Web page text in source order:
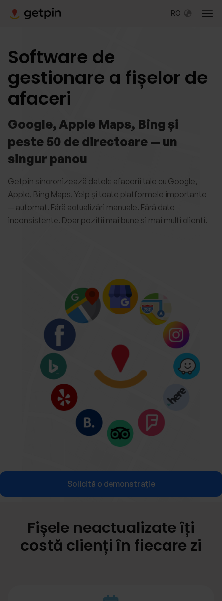
RO
Software de
gestionare a fișelor de
afaceri
Google, Apple Maps, Bing și
peste 50 de directoare — un
singur panou​
Getpin sincronizează datele afacerii tale cu Google,
Apple, Bing Maps, Yelp și toate platformele importante
— automat. Fără actualizări manuale. Fără date
inconsistente. Doar poziții mai bune și mai mulți clienți.
Solicită o demonstrație
Fișele neactualizate îți
costă clienți în fiecare zi